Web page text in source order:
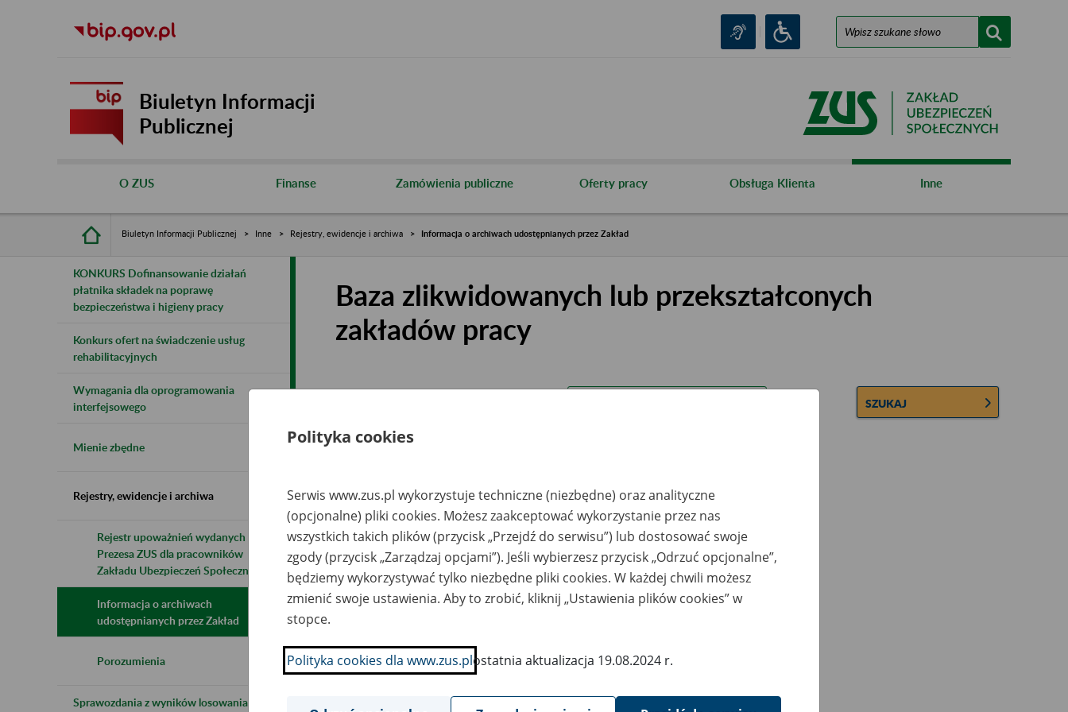
Biuletyn Informacji
Publicznej
O ZUS Finanse Zamówienia publiczne Oferty pracy Obsługa Klienta Inne
Biuletyn Informacji Publicznej Inne Rejestry, ewidencje i archiwa Informacja o archiwach udostępnianych przez Zakład
KONKURS Dofinansowanie działań
płatnika składek na poprawę
bezpieczeństwa i higieny pracy
Konkurs ofert na świadczenie usług
rehabilitacyjnych
Wymagania dla oprogramowania
interfejsowego
Mienie zbędne
Rejestry, ewidencje i archiwa
Rejestr upoważnień wydanych przez
Prezesa ZUS dla pracowników
Zakładu Ubezpieczeń Społecznych
Informacja o archiwach
udostępnianych przez Zakład
Porozumienia
Sprawozdania z wyników losowania do
Baza zlikwidowanych lub przekształconych
zakładów pracy
SZUKAJ
Wszystkie uwagi można przesyłać poprzez
Wyświetl wszystkie
Polityka cookies
Serwis www.zus.pl wykorzystuje techniczne (niezbędne) oraz analityczne
(opcjonalne) pliki cookies. Możesz zaakceptować wykorzystanie przez nas
wszystkich takich plików (przycisk „Przejdź do serwisu”) lub dostosować swoje
zgody (przycisk „Zarządzaj opcjami”). Jeśli wybierzesz przycisk „Odrzuć opcjonalne”,
będziemy wykorzystywać tylko niezbędne pliki cookies. W każdej chwili możesz
zmienić swoje ustawienia. Aby to zrobić, kliknij „Ustawienia plików cookies” w
stopce.
Polityka cookies dla www.zus.plostatnia aktualizacja 19.08.2024 r.